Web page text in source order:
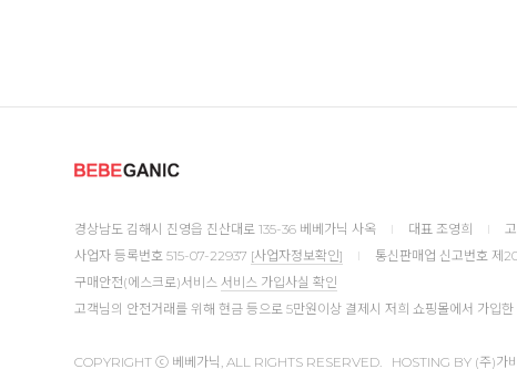
경상남도 김해시 진영읍 진산대로 135-36 베베가닉 사옥 I 대표 조영희 I
사업자 등록번호 515-07-22937 [사업자정보확인] I
통신판매업 신고번호 제
구매안전(에스크로)서비스서비스 가입사실 확인
고객님의 안전거래를 위해 현금 등으로 5만원이상 결제시 저희 쇼핑몰에서 가입
COPYRIGHT ⓒ 베베가닉, ALL RIGHTS RESERVED. HOSTING BY (주)가